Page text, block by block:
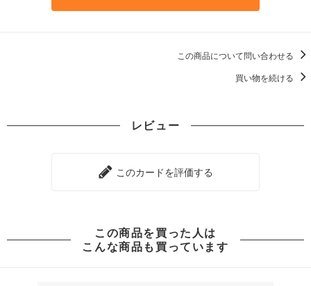
この商品について問い合わせる
買い物を続ける
レビュー
このカードを評価する
この商品を買った人は
こんな商品も買っています